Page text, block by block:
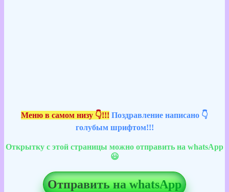
Меню в самом низу 👇!!! Поздравление написано 👇
голубым шрифтом!!!
Открытку с этой страницы можно отправить на whatsApp
😃
Отправить на whatsApp